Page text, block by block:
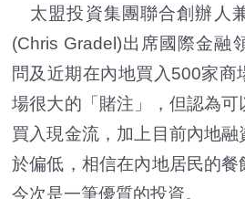
太盟投資集團聯合創辦人
(Chris Gradel)出席國際金融
問及近期在內地買入500家商
場很大的「賭注」，但認為
買入現金流，加上目前內地
於偏低，相信在內地居民的餐
今次是一筆優質的投資。